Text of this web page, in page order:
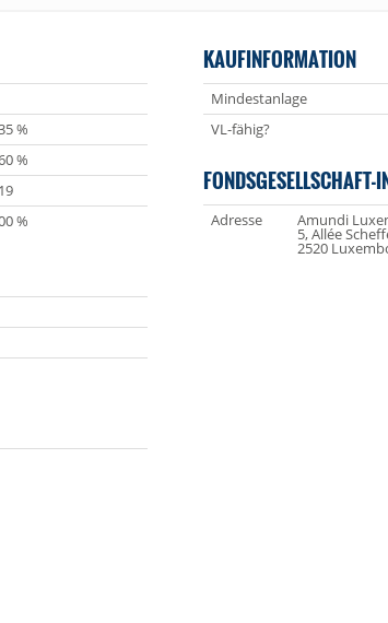
%
%
%
KAUFINFORMATION
Mindestanlage
VL-fähig?
FONDSGESELLSCHAFT-
Adresse Amundi
5, Allée
2520